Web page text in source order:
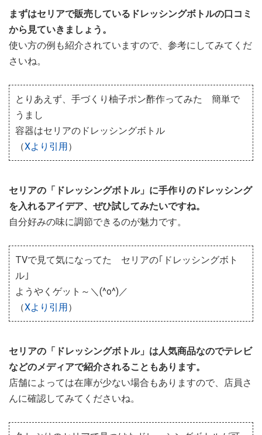
まずはセリアで販売しているドレッシングボトルの口コミ
から見ていきましょう。
使い方の例も紹介されていますので、参考にしてみてくだ
さいね。
とりあえず、手づくり柚子ポン酢作ってみた 簡単で
うまし
容器はセリアのドレッシングボトル
（Xより引用）
セリアの「ドレッシングボトル」に手作りのドレッシング
を入れるアイデア、ぜひ試してみたいですね。
自分好みの味に調節できるのが魅力です。
TVで見て気になってた セリアの｢ドレッシングボト
ル｣
ようやくゲット～＼(^o^)／
（Xより引用）
セリアの「ドレッシングボトル」は人気商品なのでテレビ
などのメディアで紹介されることもあります。
店舗によっては在庫が少ない場合もありますので、店員さ
んに確認してみてくださいね。